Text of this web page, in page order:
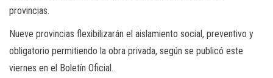
provincias.
Nueve provincias flexibilizarán el aislamiento social, preventivo y
obligatorio permitiendo la obra privada, según se publicó este
viernes en el Boletín Oficial.